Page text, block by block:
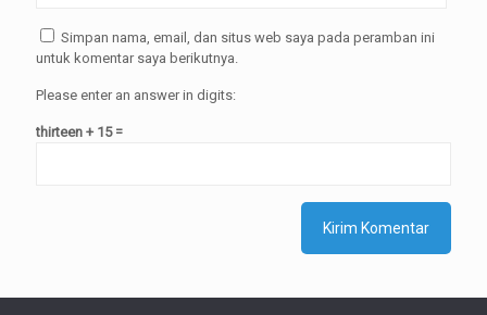
Simpan nama, email, dan situs web saya pada peramban ini
untuk komentar saya berikutnya.
Please enter an answer in digits:
thirteen + 15 =